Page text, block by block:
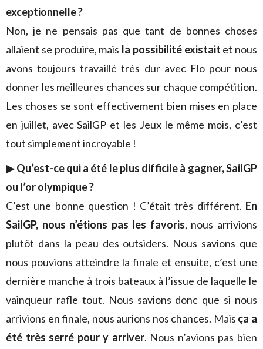
exceptionnelle ?
Non, je ne pensais pas que tant de bonnes choses
allaient se produire, mais la possibilité existait et nous
avons toujours travaillé très dur avec Flo pour nous
donner les meilleures chances sur chaque compétition.
Les choses se sont effectivement bien mises en place
en juillet, avec SailGP et les Jeux le même mois, c’est
tout simplement incroyable !
▶ Qu’est-ce qui a été le plus difficile à gagner, SailGP
ou l’or olympique ?
C’est une bonne question ! C’était très différent. En
SailGP, nous n’étions pas les favoris, nous arrivions
plutôt dans la peau des outsiders. Nous savions que
nous pouvions atteindre la finale et ensuite, c’est une
dernière manche à trois bateaux à l’issue de laquelle le
vainqueur rafle tout. Nous savions donc que si nous
arrivions en finale, nous aurions nos chances. Mais ça a
été très serré pour y arriver. Nous n’avions pas bien